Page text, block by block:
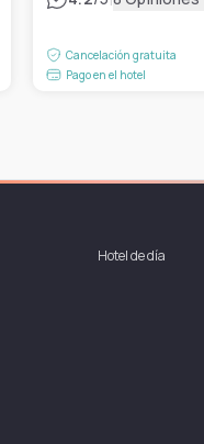
Cancelación gratuita
Pago en el hotel
Hotel de día